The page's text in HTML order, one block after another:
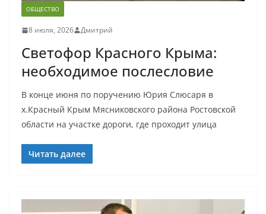
ОБЩЕСТВО
8 июля, 2026 Дмитрий
Светофор Красного Крыма:
необходимое послесловие
В конце июня по поручению Юрия Слюсаря в
х.Красный Крым Мясниковского района Ростовской
области на участке дороги, где проходит улица
Читать далее